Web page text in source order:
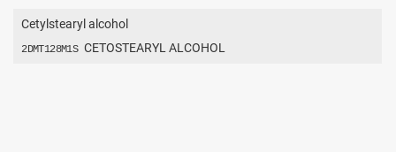
Cetylstearyl alcohol
2DMT128M1S CETOSTEARYL ALCOHOL